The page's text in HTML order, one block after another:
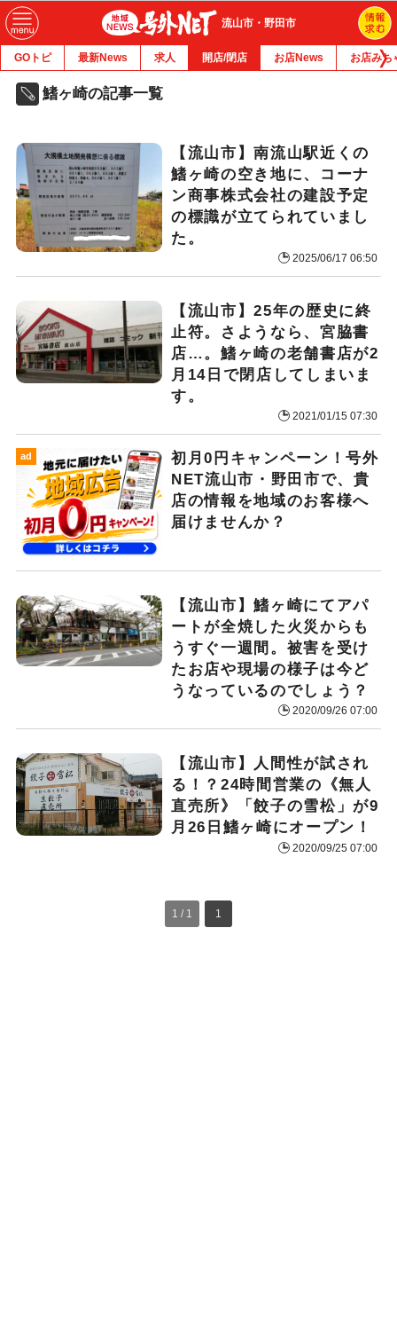
流山市・野田市
GOトピ 最新News 求人 開店/閉店 お店News お店みち
鰭ヶ崎の記事一覧
【流山市】南流山駅近くの
鰭ヶ崎の空き地に、コーナ
ン商事株式会社の建設予定
の標識が立てられていまし
た。
2025/06/17 06:50
【流山市】25年の歴史に終
止符。さようなら、宮脇書
店…。鰭ヶ崎の老舗書店が2
月14日で閉店してしまいま
す。
2021/01/15 07:30
ad
初月0円キャンペーン！号外
NET流山市・野田市で、貴
店の情報を地域のお客様へ
届けませんか？
【流山市】鰭ヶ崎にてアパ
ートが全焼した火災からも
うすぐ一週間。被害を受け
たお店や現場の様子は今ど
うなっているのでしょう？
2020/09/26 07:00
【流山市】人間性が試され
る！？24時間営業の《無人
直売所》「餃子の雪松」が9
月26日鰭ヶ崎にオープン！
2020/09/25 07:00
1 / 1 1